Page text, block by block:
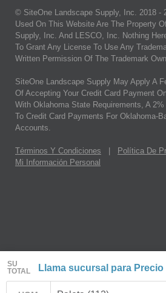
SU
TOTAL
Llama sucursal para Precio
© SiteOne Landscape Supply, Inc. 2018 -
Used On This Website Are The Property
Supply, Inc. And LESCO, Inc. Nothing
To Grant Any License To Use Any
Written Permission Of The Trademark
SiteOne Landscape Supply May Apply A
Of Accepting Your Credit Card Payment
With Oklahoma State Requirements, A
To Credit Card Payments For Oklahoma-
Accounts.
Términos Y Condiciones Política De
Mi Información Personal